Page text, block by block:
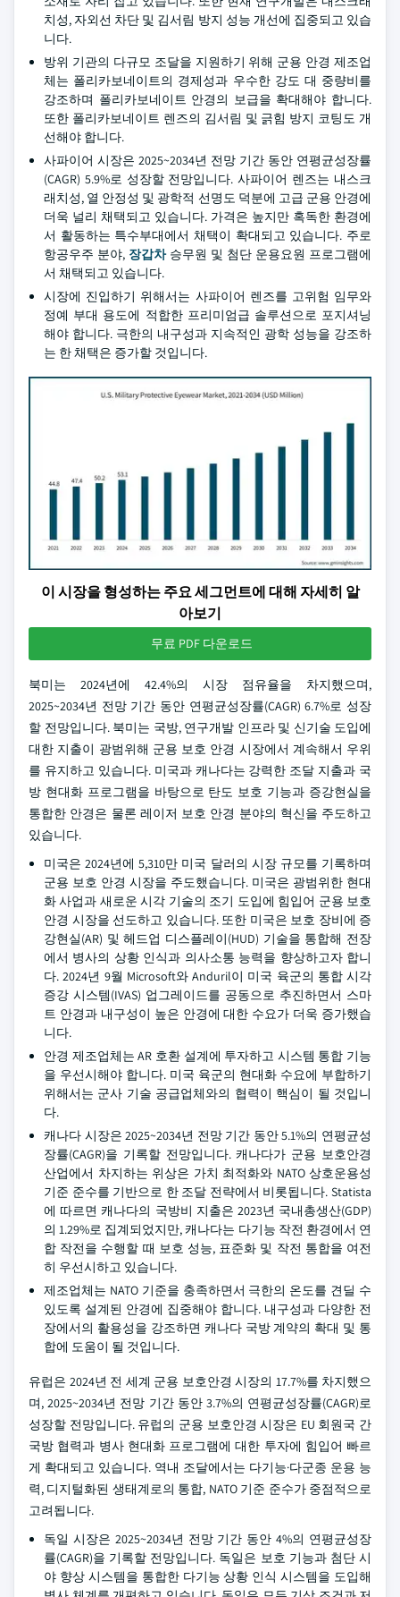
치성, 자외선 차단 및 김서림 방지 성능 개선에 집중되고 있습
니다.
방위 기관의 다규모 조달을 지원하기 위해 군용 안경 제조업
체는 폴리카보네이트의 경제성과 우수한 강도 대 중량비를
강조하며 폴리카보네이트 안경의 보급을 확대해야 합니다.
또한 폴리카보네이트 렌즈의 김서림 및 긁힘 방지 코팅도 개
선해야 합니다.
사파이어 시장은 2025~2034년 전망 기간 동안 연평균성장률
(CAGR) 5.9%로 성장할 전망입니다. 사파이어 렌즈는 내스크
래치성, 열 안정성 및 광학적 선명도 덕분에 고급 군용 안경에
더욱 널리 채택되고 있습니다. 가격은 높지만 혹독한 환경에
서 활동하는 특수부대에서 채택이 확대되고 있습니다. 주로
항공우주 분야, 장갑차승무원 및 첨단 운용요원 프로그램에
서 채택되고 있습니다.
시장에 진입하기 위해서는 사파이어 렌즈를 고위험 임무와
정예 부대 용도에 적합한 프리미엄급 솔루션으로 포지셔닝
해야 합니다. 극한의 내구성과 지속적인 광학 성능을 강조하
는 한 채택은 증가할 것입니다.
이 시장을 형성하는 주요 세그먼트에 대해 자세히 알
아보기
무료 PDF 다운로드
북미는 2024년에 42.4%의 시장 점유율을 차지했으며,
2025~2034년 전망 기간 동안 연평균성장률(CAGR) 6.7%로 성장
할 전망입니다. 북미는 국방, 연구개발 인프라 및 신기술 도입에
대한 지출이 광범위해 군용 보호 안경 시장에서 계속해서 우위
를 유지하고 있습니다. 미국과 캐나다는 강력한 조달 지출과 국
방 현대화 프로그램을 바탕으로 탄도 보호 기능과 증강현실을
통합한 안경은 물론 레이저 보호 안경 분야의 혁신을 주도하고
있습니다.
미국은 2024년에 5,310만 미국 달러의 시장 규모를 기록하며
군용 보호 안경 시장을 주도했습니다. 미국은 광범위한 현대
화 사업과 새로운 시각 기술의 조기 도입에 힘입어 군용 보호
안경 시장을 선도하고 있습니다. 또한 미국은 보호 장비에 증
강현실(AR) 및 헤드업 디스플레이(HUD) 기술을 통합해 전장
에서 병사의 상황 인식과 의사소통 능력을 향상하고자 합니
다. 2024년 9월 Microsoft와 Anduril이 미국 육군의 통합 시각
증강 시스템(IVAS) 업그레이드를 공동으로 추진하면서 스마
트 안경과 내구성이 높은 안경에 대한 수요가 더욱 증가했습
니다.
안경 제조업체는 AR 호환 설계에 투자하고 시스템 통합 기능
을 우선시해야 합니다. 미국 육군의 현대화 수요에 부합하기
위해서는 군사 기술 공급업체와의 협력이 핵심이 될 것입니
다.
캐나다 시장은 2025~2034년 전망 기간 동안 5.1%의 연평균성
장률(CAGR)을 기록할 전망입니다. 캐나다가 군용 보호안경
산업에서 차지하는 위상은 가치 최적화와 NATO 상호운용성
기준 준수를 기반으로 한 조달 전략에서 비롯됩니다. Statista
에 따르면 캐나다의 국방비 지출은 2023년 국내총생산(GDP)
의 1.29%로 집계되었지만, 캐나다는 다기능 작전 환경에서 연
합 작전을 수행할 때 보호 성능, 표준화 및 작전 통합을 여전
히 우선시하고 있습니다.
제조업체는 NATO 기준을 충족하면서 극한의 온도를 견딜 수
있도록 설계된 안경에 집중해야 합니다. 내구성과 다양한 전
장에서의 활용성을 강조하면 캐나다 국방 계약의 확대 및 통
합에 도움이 될 것입니다.
유럽은 2024년 전 세계 군용 보호안경 시장의 17.7%를 차지했으
며, 2025~2034년 전망 기간 동안 3.7%의 연평균성장률(CAGR)로
성장할 전망입니다. 유럽의 군용 보호안경 시장은 EU 회원국 간
국방 협력과 병사 현대화 프로그램에 대한 투자에 힘입어 빠르
게 확대되고 있습니다. 역내 조달에서는 다기능·다군종 운용 능
력, 디지털화된 생태계로의 통합, NATO 기준 준수가 중점적으로
고려됩니다.
독일 시장은 2025~2034년 전망 기간 동안 4%의 연평균성장
률(CAGR)을 기록할 전망입니다. 독일은 보호 기능과 첨단 시
야 향상 시스템을 통합한 다기능 상황 인식 시스템을 도입해